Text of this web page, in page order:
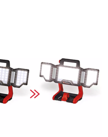
de ton accord pour